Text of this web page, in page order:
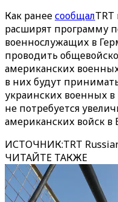
Как ранеесообщал
расширят программу
военнослужащих в
проводить
американских
в них будут
украинских военных
не потребуется
американских войск в
ИСТОЧНИК:TRT
ЧИТАЙТЕ ТАКЖЕ